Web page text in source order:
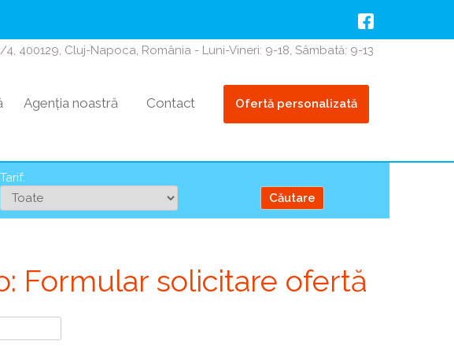
400129, Cluj-Napoca, România - Luni-Vineri: 9-18, Sâmbată: 9-13
Agenția noastră Contact Ofertă personalizată
Tarif:
Formular solicitare ofertă